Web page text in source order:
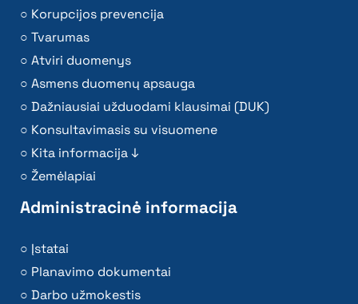
Korupcijos prevencija
Tvarumas
Atviri duomenys
Asmens duomenų apsauga
Dažniausiai užduodami klausimai (DUK)
Konsultavimasis su visuomene
Kita informacija ↓
Žemėlapiai
Administracinė informacija
Įstatai
Planavimo dokumentai
Darbo užmokestis